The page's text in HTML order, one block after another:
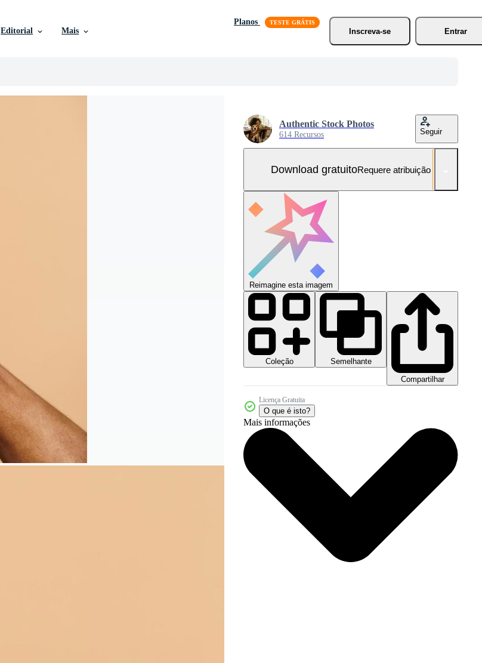
Editorial Mais
Planos
Inscreva-se
Entrar
Authentic Stock Photos
614 Recursos Seguir
Download gratuitoRequere atribuição
Reimagine esta imagem
Coleção
Semelhante
Compartilhar
Licença Gratuita
O que é isto?
Mais informações